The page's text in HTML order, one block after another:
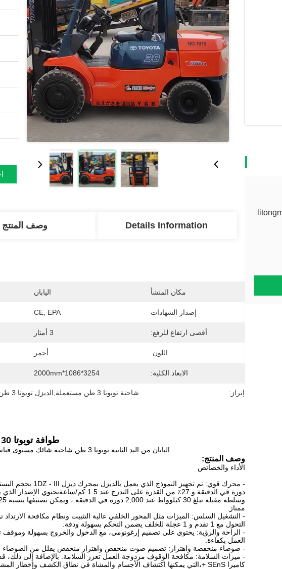
Details Information وصف المنتج
مكان المنشأ اليابان
إصدار الشهادات CE, EPA
أقصى ارتفاع للرفع: 3 أمتار
اللون: أحمر
الابعاد الكلية: 3254*1086*2000mm
إبراز: شاحنة تويوتا 3 طن مستعملة,الديزل تويوتا 3 طن شاحنة
طوافة تويوتا 30
اليابان من اليد الثانية تويوتا 3 طن شاحنة شائك مستوى قياسي مع عتبة حاوية أداء جيد كفاءة عالية
وصف المنتج:
الأداء والخصائص
ممتاز.
- التشغيل السلس: الميزات مثل المحور الخلفي عالية التثبيت ونظام مكافحة
التحول مع 1 تقدم و 1 عجلة للخلف يضمن التحكم بسهولة ودقة.
- الراحة والرؤية: يحتوي على تصميم إرغونومي، مع الدخول والخروج بسهولة وموقف
العمل بكفاءة.
- ضوضاء منخفضة واهتزاز: تصميم صوت منخفض واهتزاز منخفض يقلل من الضوضاء
- ميزات السلامة: مكافحة الوقوف مزدوجة العمل تعزز السلامة. بالإضافة إلى
كاميرا SEnS +،التي يمكنها اكتشاف الأجسام والمشاة في نطاق الكشف وإخطار المشغل، وتحكم في سرعة السفر في ظروف محددة.